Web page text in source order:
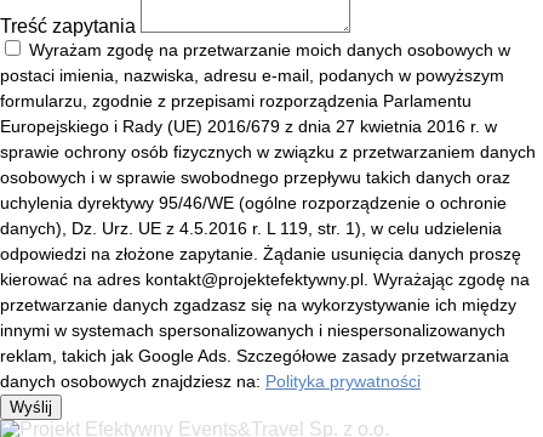
Treść zapytania
Wyrażam zgodę na przetwarzanie moich danych osobowych w
postaci imienia, nazwiska, adresu e-mail, podanych w powyższym
formularzu, zgodnie z przepisami rozporządzenia Parlamentu
Europejskiego i Rady (UE) 2016/679 z dnia 27 kwietnia 2016 r. w
sprawie ochrony osób fizycznych w związku z przetwarzaniem danych
osobowych i w sprawie swobodnego przepływu takich danych oraz
uchylenia dyrektywy 95/46/WE (ogólne rozporządzenie o ochronie
danych), Dz. Urz. UE z 4.5.2016 r. L 119, str. 1), w celu udzielenia
odpowiedzi na złożone zapytanie. Żądanie usunięcia danych proszę
kierować na adres kontakt@projektefektywny.pl. Wyrażając zgodę na
przetwarzanie danych zgadzasz się na wykorzystywanie ich między
innymi w systemach spersonalizowanych i niespersonalizowanych
reklam, takich jak Google Ads. Szczegółowe zasady przetwarzania
danych osobowych znajdziesz na: Polityka prywatności
Wyślij